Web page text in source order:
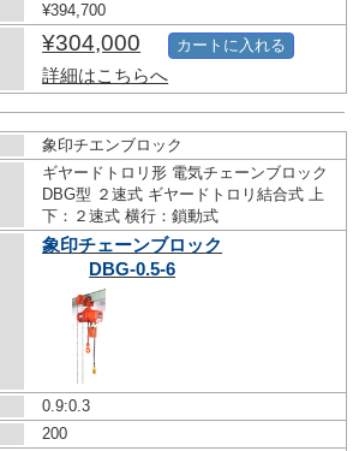
¥394,700
¥304,000
詳細はこちらへ
カートに入れる
象印チエンブロック
ギヤードトロリ形 電気チェーンブロック
DBG型 ２速式 ギヤードトロリ結合式 上
下：２速式 横行：鎖動式
象印チェーンブロック
DBG-0.5-6
0.9:0.3
200